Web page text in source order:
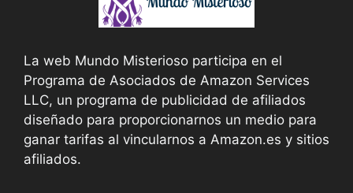
La web Mundo Misterioso participa en el
Programa de Asociados de Amazon Services
LLC, un programa de publicidad de afiliados
diseñado para proporcionarnos un medio para
ganar tarifas al vincularnos a Amazon.es y sitios
afiliados.